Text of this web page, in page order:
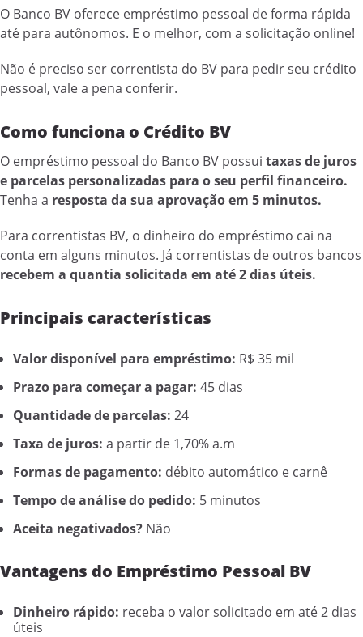
O Banco BV oferece empréstimo pessoal de forma rápida
até para autônomos. E o melhor, com a solicitação online!
Não é preciso ser correntista do BV para pedir seu crédito
pessoal, vale a pena conferir.
Como funciona o Crédito BV
O empréstimo pessoal do Banco BV possui taxas de juros
e parcelas personalizadas para o seu perfil financeiro.
Tenha a resposta da sua aprovação em 5 minutos.
Para correntistas BV, o dinheiro do empréstimo cai na
conta em alguns minutos. Já correntistas de outros bancos
recebem a quantia solicitada em até 2 dias úteis.
Principais características
Valor disponível para empréstimo: R$ 35 mil
Prazo para começar a pagar: 45 dias
Quantidade de parcelas: 24
Taxa de juros: a partir de 1,70% a.m
Formas de pagamento: débito automático e carnê
Tempo de análise do pedido: 5 minutos
Aceita negativados? Não
Vantagens do Empréstimo Pessoal BV
Dinheiro rápido: receba o valor solicitado em até 2 dias
úteis